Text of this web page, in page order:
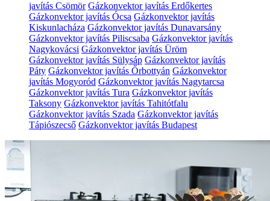
javítás Csömör Gázkonvektor javítás Erdőkertes
Gázkonvektor javítás Ócsa Gázkonvektor javítás
Kiskunlacháza Gázkonvektor javítás Dunavarsány
Gázkonvektor javítás Piliscsaba Gázkonvektor javítás
Nagykovácsi Gázkonvektor javítás Üröm
Gázkonvektor javítás Sülysáp Gázkonvektor javítás
Páty Gázkonvektor javítás Őrbottyán Gázkonvektor
javítás Mogyoród Gázkonvektor javítás Nagytarcsa
Gázkonvektor javítás Tura Gázkonvektor javítás
Taksony Gázkonvektor javítás Tahitótfalu
Gázkonvektor javítás Szada Gázkonvektor javítás
Tápiószecső Gázkonvektor javítás Budapest